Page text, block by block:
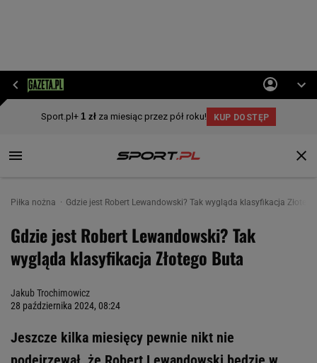
Piłka nożna Gdzie jest Robert Lewandowski? Tak wygląda klasyfikacja
Gdzie jest Robert Lewandowski? Tak
wygląda klasyfikacja Złotego Buta
Jakub Trochimowicz
28 października 2024, 08:24
Jeszcze kilka miesięcy pewnie nikt nie